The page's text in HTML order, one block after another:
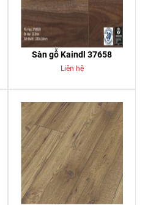
Sàn gỗ Kaindl 37658
Liên hệ